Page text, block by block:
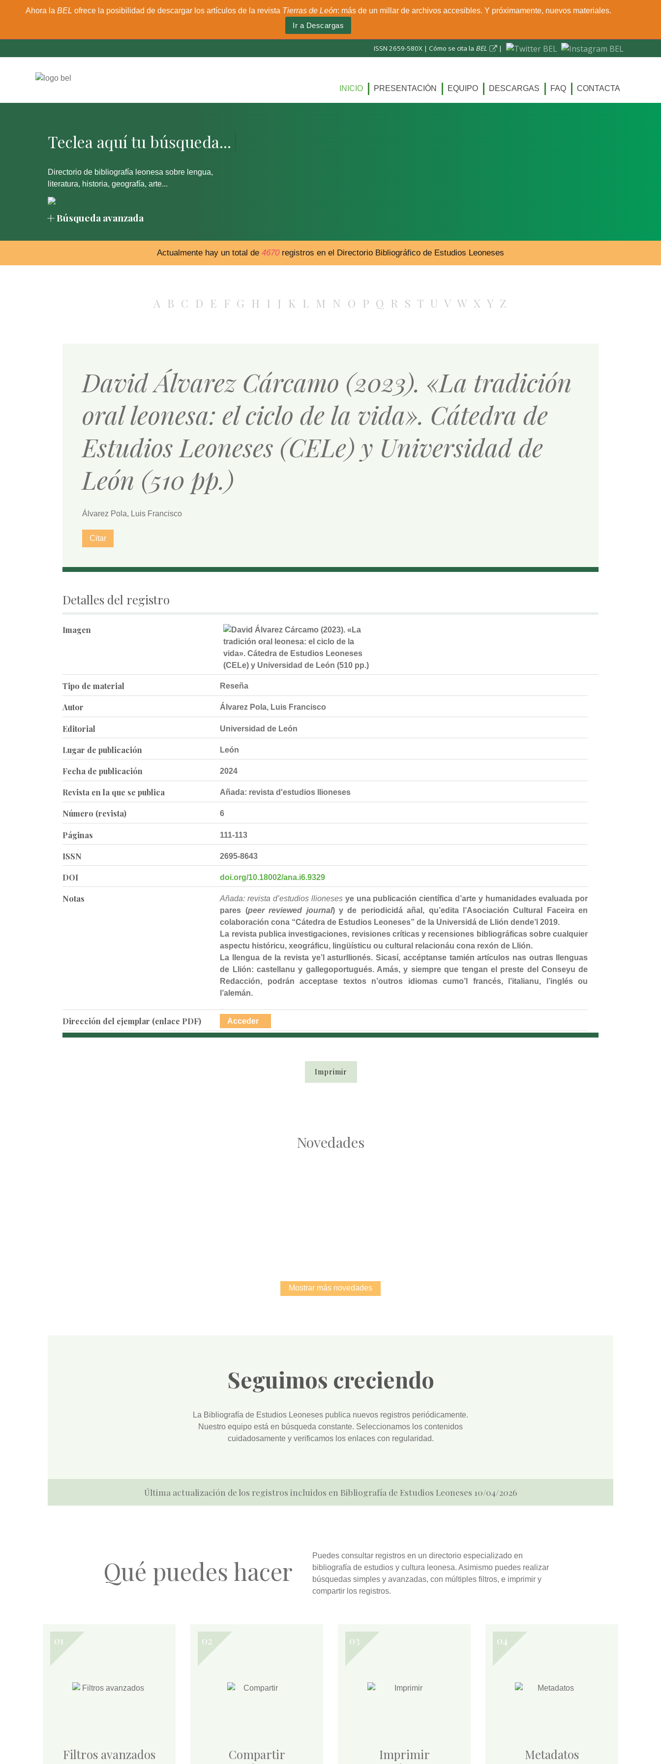
ISSN 2659-580X | Cómo se cita la BEL |
INICIO PRESENTACIÓN EQUIPO DESCARGAS FAQ CONTACTA
Directorio de bibliografía leonesa sobre lengua,
literatura, historia, geografía, arte...
Búsqueda avanzada
Actualmente hay un total de 4670registros en el Directorio Bibliográfico de Estudios Leoneses
A B C D E F G H I J K L M N O P Q R S T U V W X Y Z
David Álvarez Cárcamo (2023). «La tradición
oral leonesa: el ciclo de la vida». Cátedra de
Estudios Leoneses (CELe) y Universidad de
León (510 pp.)
Álvarez Pola, Luis Francisco
Citar
Detalles del registro
Imagen
Tipo de material Reseña
Autor Álvarez Pola, Luis Francisco
Editorial Universidad de León
Lugar de publicación León
Fecha de publicación 2024
Revista en la que se publica Añada: revista d'estudios llioneses
Número (revista) 6
Páginas 111-113
ISSN 2695-8643
DOI doi.org/10.18002/ana.i6.9329
Notas Añada: revista d’estudios llionesesye una publicación científica d’arte y humanidades evaluada por
pares (peer reviewed journal) y de periodicidá añal, qu’edita l’Asociación Cultural Faceira en
colaboración cona “Cátedra de Estudios Leoneses” de la Universidá de Llión dende’l 2019.
La revista publica investigaciones, revisiones críticas y recensiones bibliográficas sobre cualquier
aspectu históricu, xeográficu, lingüísticu ou cultural relacionáu cona rexón de Llión.
La llengua de la revista ye’l asturllionés. Sicasí, accéptanse tamién artículos nas outras llenguas
de Llión: castellanu y gallegoportugués. Amás, y siempre que tengan el preste del Conseyu de
Redacción, podrán acceptase textos n’outros idiomas cumo’l francés, l’italianu, l’inglés ou
l’alemán.
Dirección del ejemplar (enlace PDF) Acceder
Imprimir
Novedades
Mostrar más novedades
Seguimos creciendo
La Bibliografía de Estudios Leoneses publica nuevos registros periódicamente.
Nuestro equipo está en búsqueda constante. Seleccionamos los contenidos
cuidadosamente y verificamos los enlaces con regularidad.
Última actualización de los registros incluidos en Bibliografía de Estudios Leoneses 10/04/2026
Qué puedes hacer Puedes consultarregistros en un directorio especializado en
bibliografía de estudios y cultura leonesa. Asimismo puedes realizar
búsquedas simples y avanzadas, con múltiples filtros, e imprimir y
compartirlos registros.
Filtros avanzados
Compartir
Imprimir
Metadatos
Ahora la BEL ofrece la posibilidad de descargar los artículos de la revista Tierras de León: más de un millar de archivos accesibles. Y próximamente, nuevos materiales.
Ir a Descargas